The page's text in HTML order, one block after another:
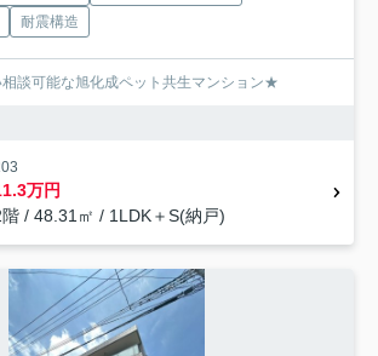
耐震構造
談可能な旭化成ペット共生マンション★
万円
階 / 48.31㎡ / 1LDK＋S(納戸)